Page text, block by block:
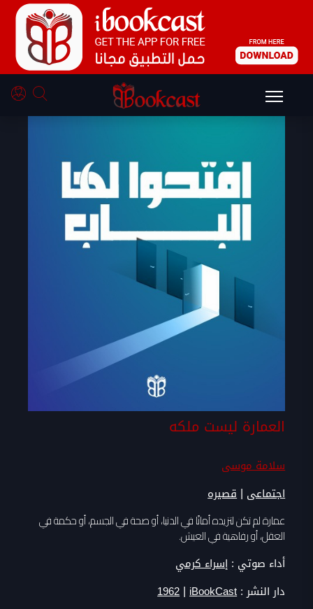
العمارة ليست ملكه
سلامة موسى
اجتماعى |قصيره
عمارة لم تكن لتزيده أمانًا في الدنيا، أو صحة في الجسم، أو حكمة في
العقل، أو رفاهية في العيش.
أداء صوتي : إسراء كرمي
دار النشر :iBookCast
|
1962